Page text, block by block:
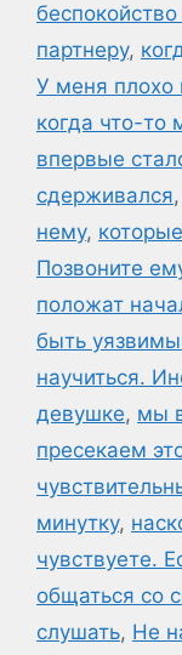
партнеру,
У меня плохо
когда что-то
впервые
сдерживался,
нему, которые
Позвоните
положат
быть
научиться.
девушке, мы
пресекаем
минутку,
чувствуете.
общаться со
слушать, Не